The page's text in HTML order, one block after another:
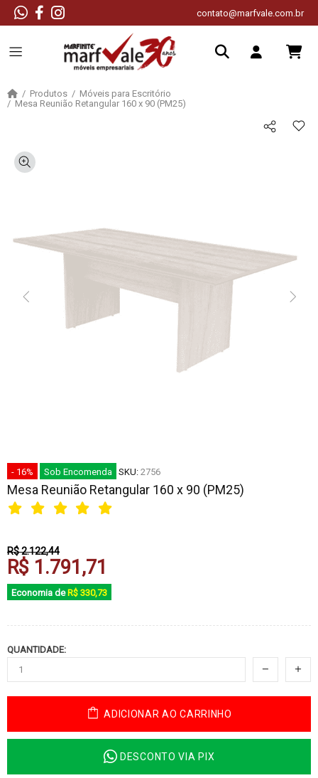
contato@marfvale.com.br
Produtos
Móveis para Escritório
Mesa Reunião Retangular 160 x 90 (PM25)
- 16% Sob Encomenda SKU: 2756
Mesa Reunião Retangular 160 x 90 (PM25)
R$ 2.122,44
R$ 1.791,71
Economia de R$ 330,73
QUANTIDADE:
ADICIONAR AO CARRINHO
DESCONTO VIA PIX